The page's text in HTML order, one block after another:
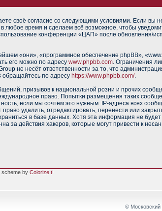
своё согласие со следующими условиями. Если вы
время и сделаем всё возможное, чтобы
конференции «ЦАП» после обновления/
«они», «программное обеспечение phpBB»,
его можно по адресу www.phpbb.com. Ограничения
не несёт ответственности за то, что
обращайтесь по адресу https://www.phpbb.com/.
призывов к национальной розни и прочих
право. Попытки размещения таких
если мы сочтём это нужным. IP-адреса всех
удалить, отредактировать, перенести или
в базе данных. Хотя эта информация не
действия хакеров, которые могут привести к
scheme by ColorizeIt!
© Московский